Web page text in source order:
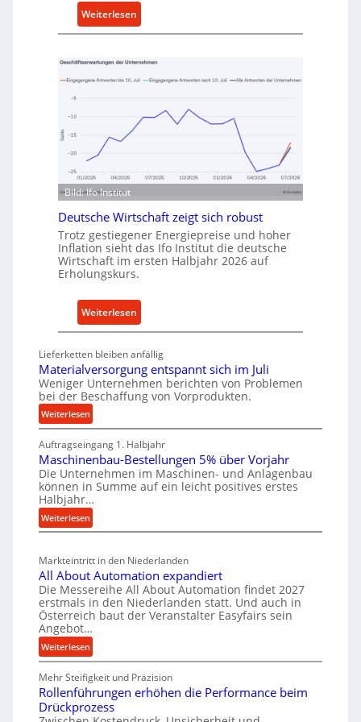
k
a
I
i
e
-
r
s
t
z
t
i
l
e
n
n
Weiterlesen:
M
t
h
e
ü
r
n
a
c
h
a
l
t
i
g
e
W
z
e
a
u
p
r
o
s
s
Bild: Ifo Institut
Deutsche Wirtschaft zeigt sich robust
Trotz gestiegener Energiepreise und hoher
Inflation sieht das Ifo Institut die deutsche
Wirtschaft im ersten Halbjahr 2026 auf
Erholungskurs.
Weiterlesen:
D
u
t
s
h
e
W
s
h
a
f
t
i
g
t
s
Lieferketten bleiben anfällig
Materialversorgung entspannt sich im Juli
Weniger Unternehmen berichten von Problemen
bei der Beschaffung von Vorprodukten.
Weiterlesen:
M
a
t
e
r
i
a
l
e
r
s
o
g
u
n
g
e
n
Auftragseingang 1. Halbjahr
Maschinenbau-Bestellungen 5% über Vorjahr
Die Unternehmen im Maschinen- und Anlagenbau
können in Summe auf ein leicht positives erstes
Halbjahr…
Weiterlesen:
M
s
c
h
i
n
e
n
a
u
-
Markteintritt in den Niederlanden
All About Automation expandiert
Die Messereihe All About Automation findet 2027
erstmals in den Niederlanden statt. Und auch in
Österreich baut der Veranstalter Easyfairs sein
Angebot…
Weiterlesen:
A
l
l
A
Mehr Steifigkeit und Präzision
Rollenführungen erhöhen die Performance beim
Drückprozess